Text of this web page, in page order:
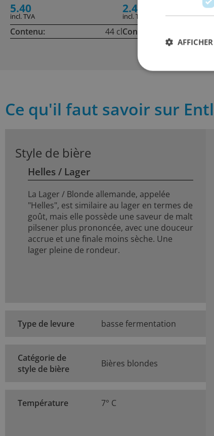
5.40
incl. TVA
Contenu: 44 cl
2.40
incl. TVA
Contenu:
Ce qu'il faut savoir sur
Style de bière
Helles / Lager
La Lager / Blonde allemande, appelée
"Helles", est similaire au lager en termes de
goût, mais elle possède une saveur de malt
pilsener plus prononcée, avec une douceur
accrue et une finale moins sèche. Une
lager pleine de rondeur.
Type de levure basse fermentation
Catégorie de
style de bière
Bières blondes
Température 7° C